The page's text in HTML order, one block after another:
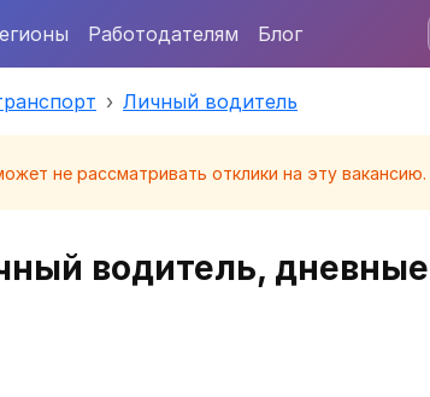
Работодателям Блог
Личный водитель
не рассматривать отклики на эту вакансию.
водитель,